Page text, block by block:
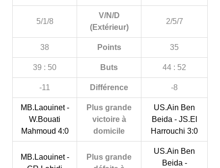
5/1/8
V/N/D
(Extérieur)
2/5/7
38 Points 35
39 : 50 Buts 44 : 52
-11 Différence -8
MB.Laouinet -
W.Bouati
Mahmoud 4:0
Plus grande
victoire à
domicile
US.Ain Ben
Beida - JS.El
Harrouchi 3:0
MB.Laouinet -
Plus grande
US.Ain Ben
Beida -